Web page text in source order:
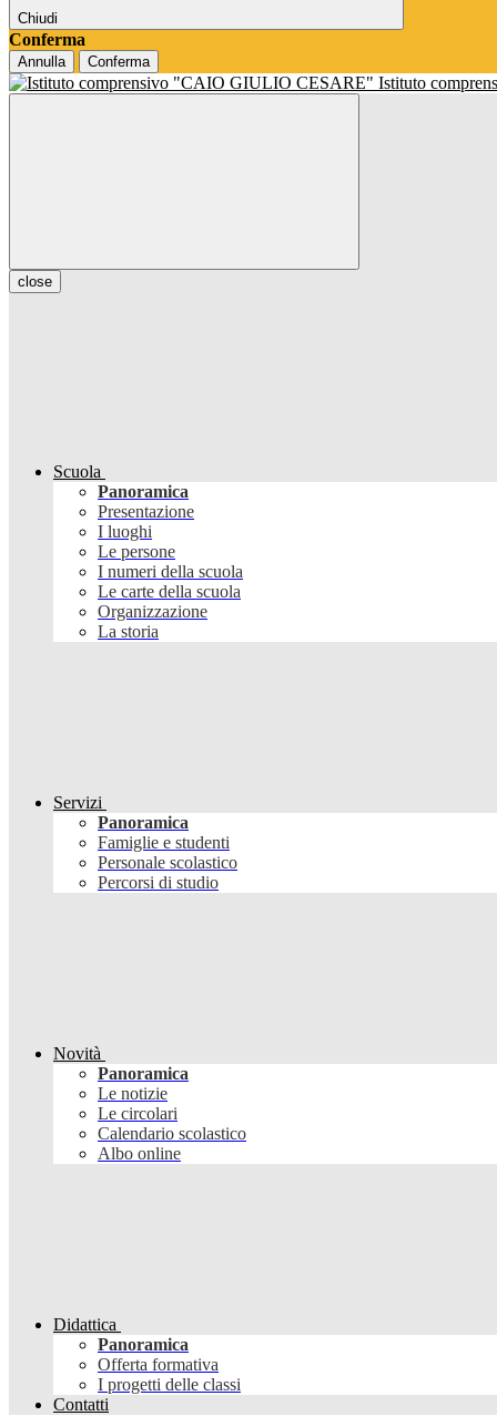
Chiudi
Conferma
Annulla Conferma
Istituto
close
Scuola
Panoramica
Presentazione
I luoghi
Le persone
I numeri della scuola
Le carte della scuola
Organizzazione
La storia
Servizi
Panoramica
Famiglie e studenti
Personale scolastico
Percorsi di studio
Novità
Panoramica
Le notizie
Le circolari
Calendario scolastico
Albo online
Didattica
Panoramica
Offerta formativa
I progetti delle classi
Contatti